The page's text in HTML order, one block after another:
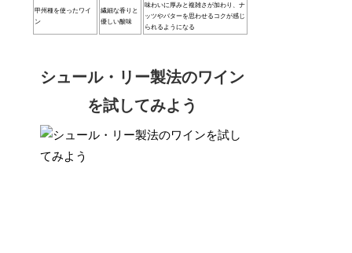
甲州種を使ったワイ
ン
繊細な香りと
優しい酸味
味わいに厚みと複雑さが加わり、ナ
ッツやバターを思わせるコクが感じ
られるようになる
シュール・リー製法のワイン
を試してみよう